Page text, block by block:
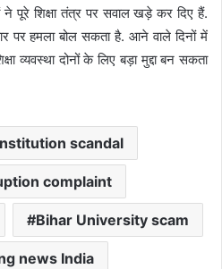
ने पूरे शिक्षा तंत्र पर सवाल खड़े कर दिए हैं.
पर हमला बोल सकता है. आने वाले दिनों में
व्यवस्था दोनों के लिए बड़ा मुद्दा बन सकता
scandal
complaint
Bihar University scam
news India